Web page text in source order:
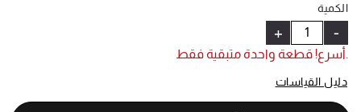
الكمية
-
+
.أسرع! قطعة واحدة متبقية فقط
دليل القياسات